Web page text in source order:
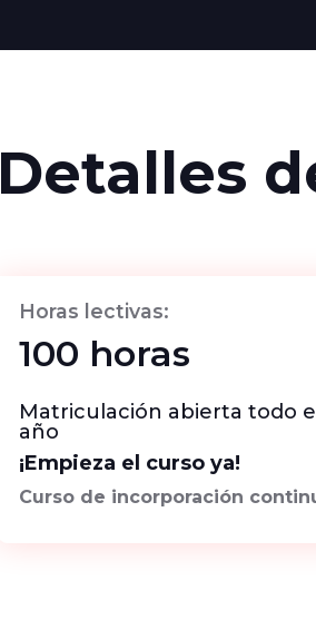
Detalles
Horas lectivas:
100 horas
Matriculación abierta todo
año
¡Empieza el curso ya!
Curso de incorporación